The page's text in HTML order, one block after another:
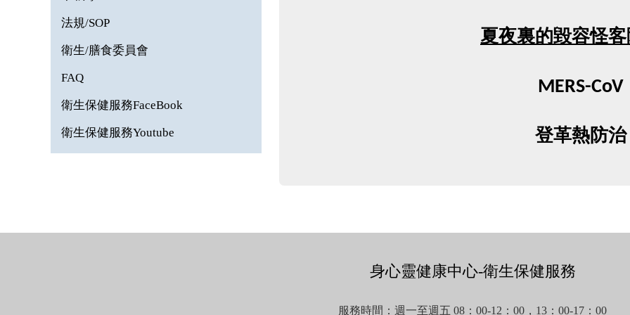
法規/SOP
衛生/膳食委員會
FAQ
衛生保健服務FaceBook
衛生保健服務Youtube
夏夜裏的毀容怪
MERS-CoV
登革熱防治
身心靈健康中心-衛生保健服務
服務時間：週一至週五 08：00-12：00，13：00-17：00